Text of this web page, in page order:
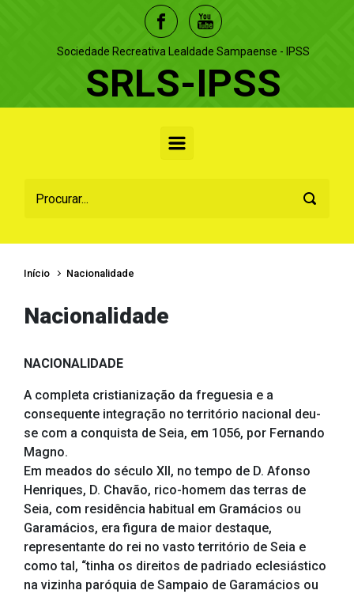
Sociedade Recreativa Lealdade Sampaense - IPSS
SRLS-IPSS
Início Nacionalidade
Nacionalidade
NACIONALIDADE
A completa cristianização da freguesia e a
consequente integração no território nacional deu-
se com a conquista de Seia, em 1056, por Fernando
Magno.
Em meados do século XII, no tempo de D. Afonso
Henriques, D. Chavão, rico-homem das terras de
Seia, com residência habitual em Gramácios ou
Garamácios, era figura de maior destaque,
representante do rei no vasto território de Seia e
como tal, “tinha os direitos de padriado eclesiástico
na vizinha paróquia de Sampaio de Garamácios ou